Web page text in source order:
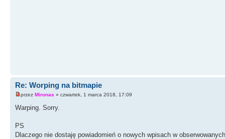
Re: Worping na bitmapie
przez Mironas » czwartek, 1 marca 2018, 17:09
Warping. Sorry.
PS
Dlaczego nie dostaję powiadomień o nowych wpisach w